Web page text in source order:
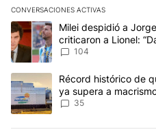
CONVERSACIONES ACTIVAS
Este listado muestra los
Un artículo de tendencia con el
Milei despidió a
criticaron a Lionel:
anti-Messi”
104
Un artículo de tendencia con el
Récord histórico de
ya supera a
35